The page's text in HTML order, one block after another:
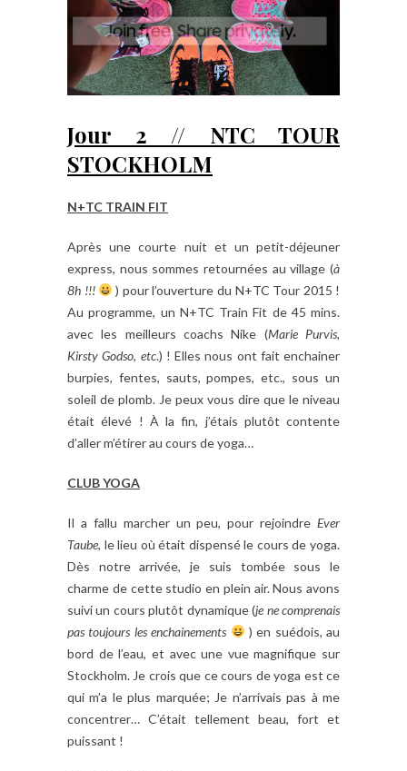
Jour 2 // NTC TOUR
STOCKHOLM
N+TC TRAIN FIT
Après une courte nuit et un petit-déjeuner
express, nous sommes retournées au village (à
8h !!!
) pour l’ouverture du N+TC Tour 2015 !
Au programme, un N+TC Train Fit de 45 mins.
avec les meilleurs coachs Nike (Marie Purvis,
Kirsty Godso, etc.) ! Elles nous ont fait enchainer
burpies, fentes, sauts, pompes, etc., sous un
soleil de plomb. Je peux vous dire que le niveau
était élevé ! À la fin, j’étais plutôt contente
d’aller m’étirer au cours de yoga…
CLUB YOGA
Il a fallu marcher un peu, pour rejoindre Ever
Taube, le lieu où était dispensé le cours de yoga.
Dès notre arrivée, je suis tombée sous le
charme de cette studio en plein air. Nous avons
suivi un cours plutôt dynamique (je ne comprenais
pas toujours les enchainements
) en suédois, au
bord de l’eau, et avec une vue magnifique sur
Stockholm. Je crois que ce cours de yoga est ce
qui m’a le plus marquée; Je n’arrivais pas à me
concentrer… C’était tellement beau, fort et
puissant !